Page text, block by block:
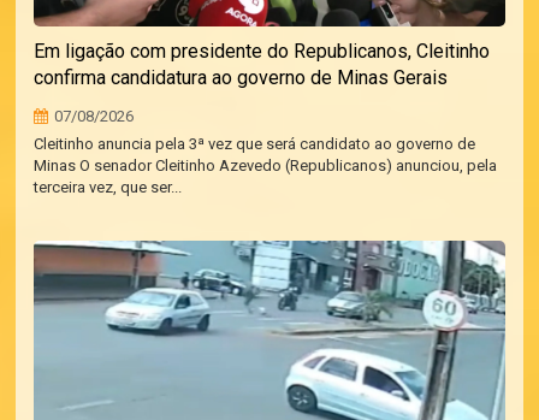
Em ligação com presidente do Republicanos, Cleitinho
confirma candidatura ao governo de Minas Gerais
07/08/2026
Cleitinho anuncia pela 3ª vez que será candidato ao governo de
Minas O senador Cleitinho Azevedo (Republicanos) anunciou, pela
terceira vez, que ser...